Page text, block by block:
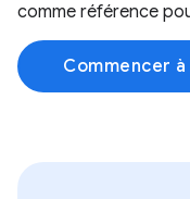
comme référence
Commencer